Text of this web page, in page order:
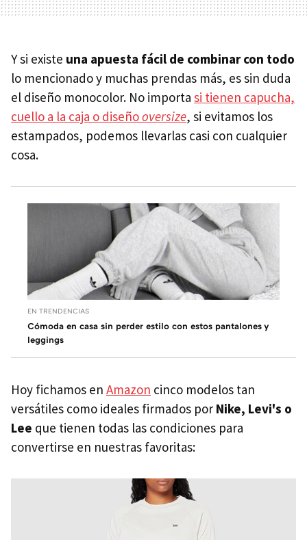
Y si existe una apuesta fácil de combinar con todo
lo mencionado y muchas prendas más, es sin duda
el diseño monocolor. No importa si tienen capucha,
cuello a la caja o diseñooversize, si evitamos los
estampados, podemos llevarlas casi con cualquier
cosa.
EN TRENDENCIAS
Cómoda en casa sin perder estilo con estos pantalones y
leggings
Hoy fichamos en Amazon cinco modelos tan
versátiles como ideales firmados por Nike, Levi's o
Lee que tienen todas las condiciones para
convertirse en nuestras favoritas: